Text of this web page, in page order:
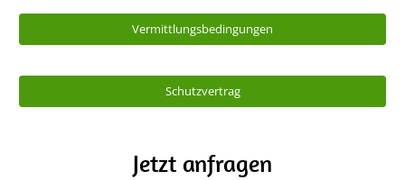
Vermittlungsbedingungen
Schutzvertrag
Jetzt anfragen